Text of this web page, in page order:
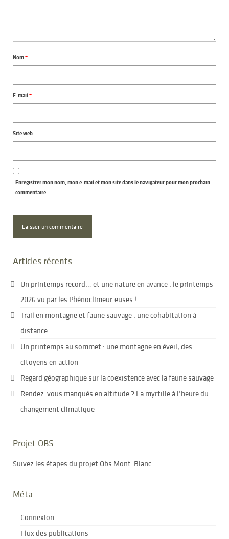
Nom*
E-mail*
Site web
Enregistrer mon nom, mon e-mail et mon site dans le navigateur pour mon prochain
commentaire.
Articles récents
Un printemps record… et une nature en avance : le printemps
2026 vu par les Phénoclimeur·euses !
Trail en montagne et faune sauvage : une cohabitation à
distance
Un printemps au sommet : une montagne en éveil, des
citoyens en action
Regard géographique sur la coexistence avec la faune sauvage
Rendez-vous manqués en altitude ? La myrtille à l’heure du
changement climatique
Projet OBS
Suivez les étapes du projet Obs Mont-Blanc
Méta
Connexion
Flux des publications